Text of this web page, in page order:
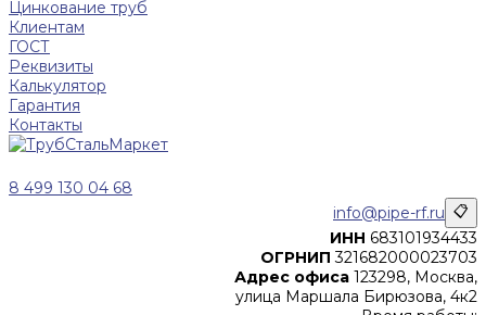
Цинкование труб
Клиентам
ГОСТ
Реквизиты
Калькулятор
Гарантия
Контакты
8 499 130 04 68
info@pipe-rf.ru 📋
ИНН 683101934433
ОГРНИП 321682000023703
Адрес офиса 123298, Москва,
улица Маршала Бирюзова, 4к2